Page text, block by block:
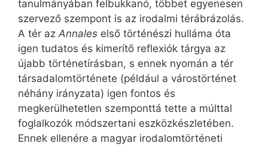
tanulmányában felbukkanó, többet egyenesen
szervező szempont is az irodalmi térábrázolás.
A tér az Annales első történészi hulláma óta
igen tudatos és kimerítő reflexiók tárgya az
újabb történetírásban, s ennek nyomán a tér
társadalomtörténete (például a várostörténet
néhány irányzata) igen fontos és
megkerülhetetlen szemponttá tette a múlttal
foglalkozók módszertani eszközkészletében.
Ennek ellenére a magyar irodalomtörténeti